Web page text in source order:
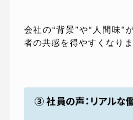
会社の“背景”や“人間味”
者の共感を得やすくなりま
③ 社員の声：リアルな